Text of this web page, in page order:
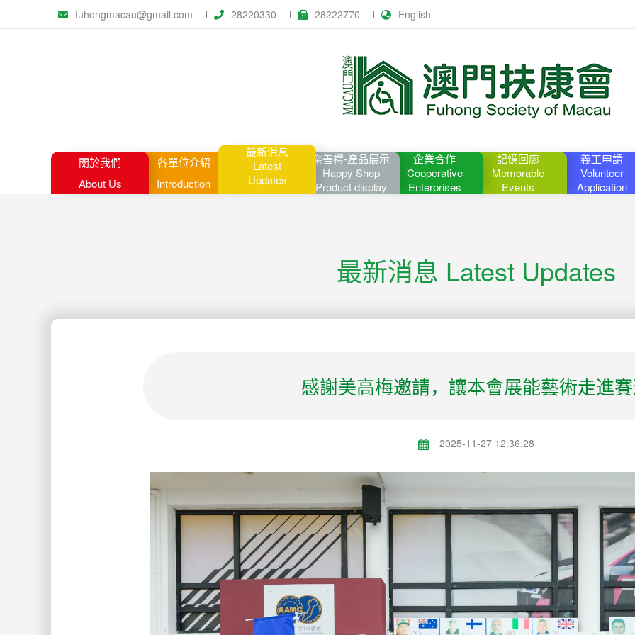
fuhongmacau@gmail.com 28220330 28222770 English
關於我們
About Us
各單位介紹
Introduction
最新消息
Latest
Updates
樂善禮-產品展示
Happy Shop
Product display
企業合作
Cooperative
Enterprises
記憶回廊
Memorable
Events
義工申請
Volunteer
Application
最新消息 Latest Updates
感謝美高梅邀請，讓本會展能藝術走進
2025-11-27 12:36:28